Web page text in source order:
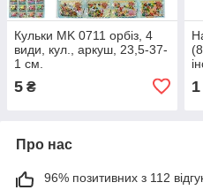
Кульки MK 0711 орбіз, 4
види, кул., аркуш, 23,5-37-
1 см.
5 ₴
Про нас
96% позитивних з 112